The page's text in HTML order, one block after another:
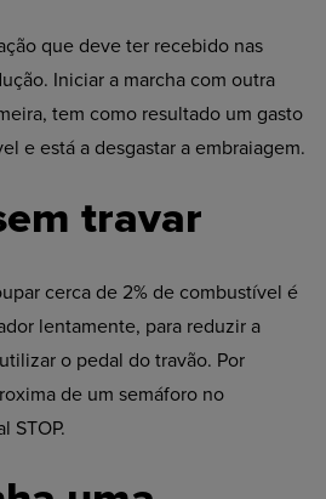
que deve ter recebido nas
Iniciar a marcha com outra
tem como resultado um gasto
e está a desgastar a embraiagem.
travar
cerca de 2% de combustível é
lentamente, para reduzir a
o pedal do travão. Por
de um semáforo no
STOP.